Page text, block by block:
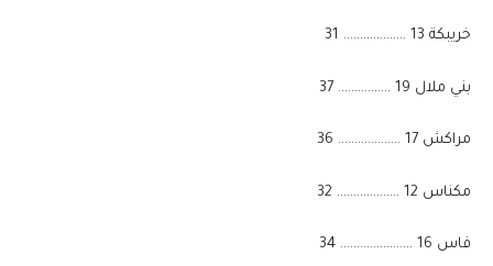
​خريبكة 13 ………………. 31
​بني ملال 19 ……………. 37
​مراكش 17 ………………. 36
​مكناس 12 ………………. 32
​فاس 16 …………………. 34